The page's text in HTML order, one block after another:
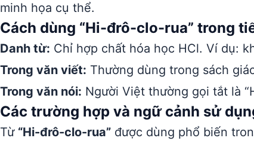
minh họa cụ thể.
Cách dùng “Hi-đrô-clo-rua” trong
Danh từ: Chỉ hợp chất hóa học HCl. Ví dụ:
Trong văn viết: Thường dùng trong sách
Trong văn nói: Người Việt thường gọi tắt là
Các trường hợp và ngữ cảnh sử
Từ “Hi-đrô-clo-rua” được dùng phổ biến